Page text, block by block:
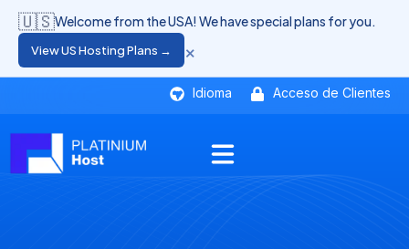
Idioma Acceso de Clientes
🇺🇸Welcome from the USA! We have special plans for you.
View US Hosting Plans → ×